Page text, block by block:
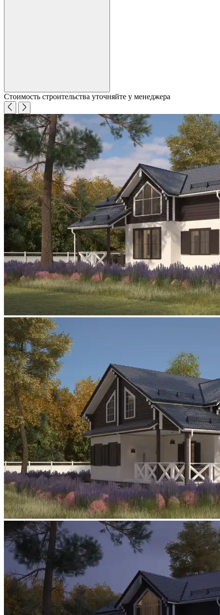
Стоимость строительства уточняйте у менеджера